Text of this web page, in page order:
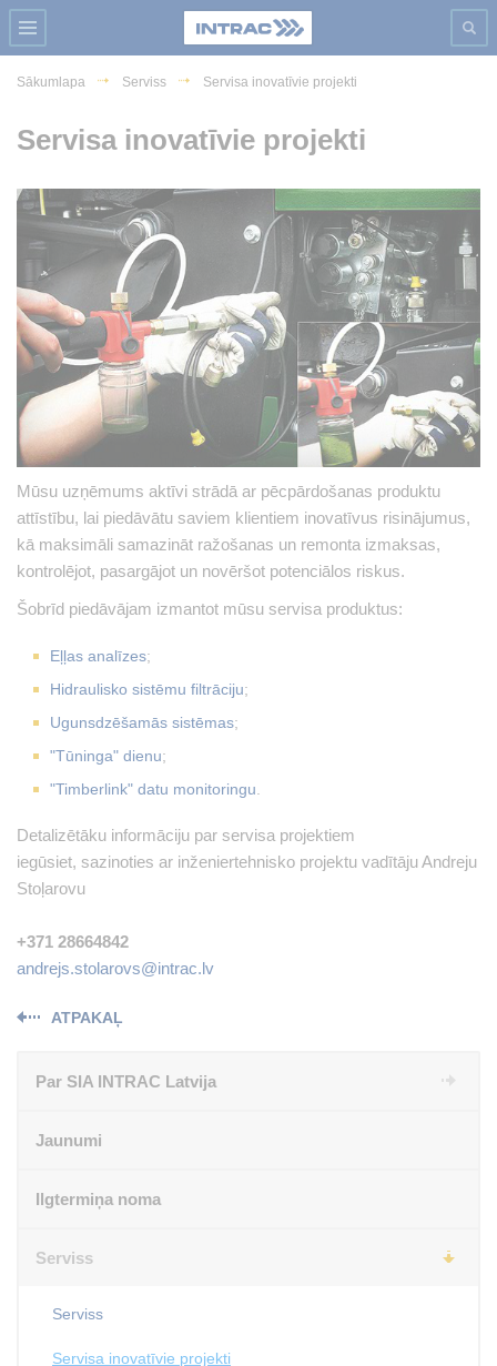
Sākumlapa Serviss Servisa inovatīvie projekti
Servisa inovatīvie projekti
Mūsu uzņēmums aktīvi strādā ar pēcpārdošanas produktu
attīstību, lai piedāvātu saviem klientiem inovatīvus risinājumus,
kā maksimāli samazināt ražošanas un remonta izmaksas,
kontrolējot, pasargājot un novēršot potenciālos riskus.
Šobrīd piedāvājam izmantot mūsu servisa produktus:
Eļļas analīzes;
Hidraulisko sistēmu filtrāciju;
Ugunsdzēšamās sistēmas;
"Tūninga" dienu;
"Timberlink" datu monitoringu.
Detalizētāku informāciju par servisa projektiem
iegūsiet, sazinoties ar inženiertehnisko projektu vadītāju Andreju
Stoļarovu
+371 28664842
andrejs.stolarovs@intrac.lv
ATPAKAĻ
Par SIA INTRAC Latvija
Jaunumi
Ilgtermiņa noma
Serviss
Serviss
Servisa inovatīvie projekti